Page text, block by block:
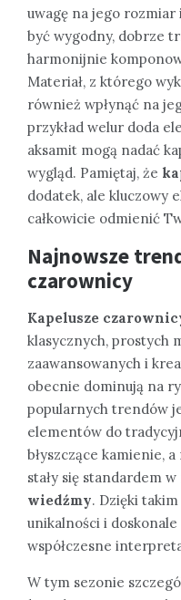
uwagę na jego rozmiar
być wygodny, dobrze
harmonijnie
Materiał, z którego
również wpłynąć na
przykład welur doda
aksamit mogą nadać
wygląd. Pamiętaj, że
dodatek, ale kluczowy
całkowicie odmienić
Najnowsze
czarownicy
Kapelusze
klasycznych, prostych
zaawansowanych i
obecnie dominują na
popularnych trendów
elementów do
błyszczące kamienie,
stały się standardem
wiedźmy. Dzięki
unikalności i
współczesne
W tym sezonie